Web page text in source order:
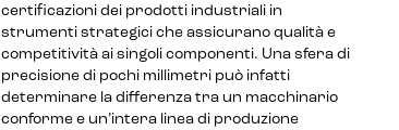
certificazioni dei prodotti industriali in
strumenti strategici che assicurano qualità e
competitività ai singoli componenti. Una sfera di
precisione di pochi millimetri può infatti
determinare la differenza tra un macchinario
conforme e un’intera linea di produzione